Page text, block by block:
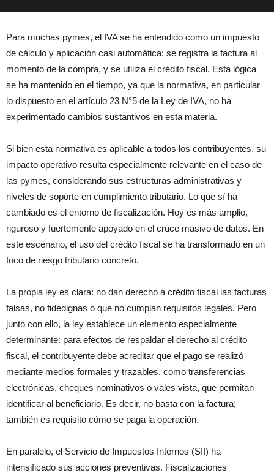
Para muchas pymes, el IVA se ha entendido como un impuesto
de cálculo y aplicación casi automática: se registra la factura al
momento de la compra, y se utiliza el crédito fiscal. Esta lógica
se ha mantenido en el tiempo, ya que la normativa, en particular
lo dispuesto en el artículo 23 N°5 de la Ley de IVA, no ha
experimentado cambios sustantivos en esta materia.
Si bien esta normativa es aplicable a todos los contribuyentes, su
impacto operativo resulta especialmente relevante en el caso de
las pymes, considerando sus estructuras administrativas y
niveles de soporte en cumplimiento tributario. Lo que sí ha
cambiado es el entorno de fiscalización. Hoy es más amplio,
riguroso y fuertemente apoyado en el cruce masivo de datos. En
este escenario, el uso del crédito fiscal se ha transformado en un
foco de riesgo tributario concreto.
La propia ley es clara: no dan derecho a crédito fiscal las facturas
falsas, no fidedignas o que no cumplan requisitos legales. Pero
junto con ello, la ley establece un elemento especialmente
determinante: para efectos de respaldar el derecho al crédito
fiscal, el contribuyente debe acreditar que el pago se realizó
mediante medios formales y trazables, como transferencias
electrónicas, cheques nominativos o vales vista, que permitan
identificar al beneficiario. Es decir, no basta con la factura;
también es requisito cómo se paga la operación.
En paralelo, el Servicio de Impuestos Internos (SII) ha
intensificado sus acciones preventivas. Fiscalizaciones